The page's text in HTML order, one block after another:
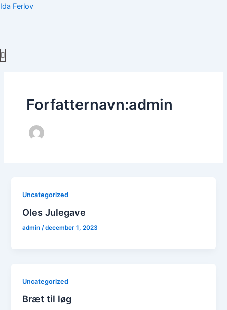
Gå
Ida Ferlov
Forfatternavn:admin
Uncategorized
Oles Julegave
admin /december 1, 2023
Uncategorized
Bræt til løg